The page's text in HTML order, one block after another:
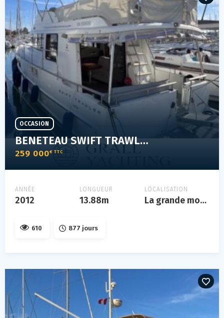
BENETEAU SWIFT TRAWLER 44
259 000€ TTC
OCCASION
ANNÉE
2012
LONGUEUR
13.88m
LOCALISATION
La grande motte
610 877 jours